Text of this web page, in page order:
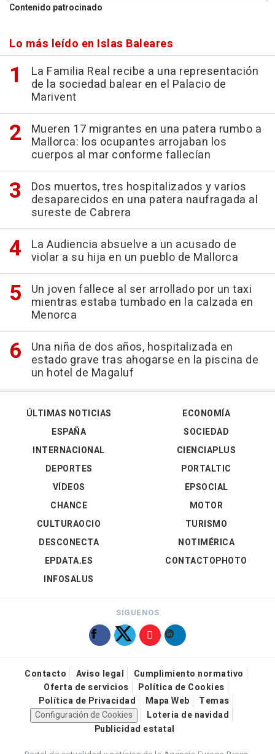
Contenido patrocinado
Lo más leído en Islas Baleares
La Familia Real recibe a una representación
de la sociedad balear en el Palacio de
Marivent
Mueren 17 migrantes en una patera rumbo a
Mallorca: los ocupantes arrojaban los
cuerpos al mar conforme fallecían
Dos muertos, tres hospitalizados y varios
desaparecidos en una patera naufragada al
sureste de Cabrera
La Audiencia absuelve a un acusado de
violar a su hija en un pueblo de Mallorca
Un joven fallece al ser arrollado por un taxi
mientras estaba tumbado en la calzada en
Menorca
Una niña de dos años, hospitalizada en
estado grave tras ahogarse en la piscina de
un hotel de Magaluf
ÚLTIMAS NOTICIAS
ESPAÑA
INTERNACIONAL
DEPORTES
VÍDEOS
ECONOMÍA
SOCIEDAD
CIENCIAPLUS
PORTALTIC
EPSOCIAL
CHANCE
CULTURAOCIO
DESCONECTA
EPDATA.ES
INFOSALUS
MOTOR
TURISMO
NOTIMÉRICA
CONTACTOPHOTO
SÍGUENOS
Contacto Aviso legal
Cumplimiento normativo
Oferta de servicios
Política de Cookies
Política de Privacidad
Mapa Web
Temas
Configuración de Cookies
Loteria de navidad
Publicidad estatal